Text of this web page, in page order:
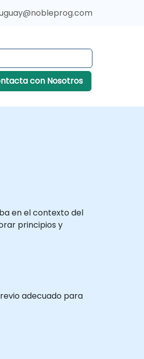
con Nosotros
en el contexto del
principios y
adecuado para